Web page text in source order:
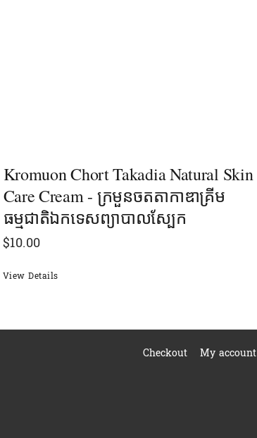
Kromuon Chort Takadia Natural Skin
Care Cream - ក្រមួនចតតាកាឌាគ្រីម
ធម្មជាតិឯកទេសព្យាបាលស្បែក
$10.00
View Details
Checkout My account